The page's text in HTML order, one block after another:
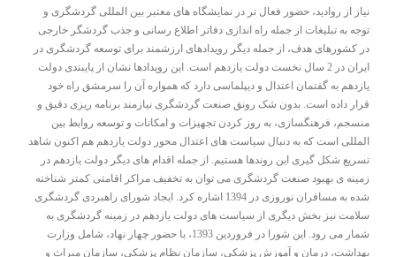
نیاز از روادید، حضور فعال تر در نمایشگاه های معتبر بین المللی گردشگری و
توجه به تبلیغات از جمله راه اندازی دفاتر اطلاع رسانی و جذب گردشگر خارجی
در کشورهای هدف، از جمله دیگر رویدادهای ارزشمند برای توسعه گردشگری در
ایران در 2 سال نخست دولت یازدهم است. این رویدادها نشان از پایبندی دولت
یازدهم به گفتمان اعتدال و دیپلماسی دارد که همواره آن را سرمشق راه خود
قرار داده است. بدون شک رونق صنعت گردشگری نیازمند برنامه ریزی دقیق و
منسجم، فرهنگسازی، به روز کردن تجهیزات و امکانات و توسعه روابط بین
المللی است که به دنبال سیاست های اعتدال محور دولت یازدهم هم اکنون شاهد
تسریع شکل گیری این روندها هستیم. از جمله اقدام های دیگر دولت یازدهم در
زمینه ی بهبود صنعت گردشگری می توان به تخفیف مراکر اقامتی کمتر شناخته
شده به مسافران نوروزی در 1394 اشاره کرد. ایجاد شورای راهبردی گردشگری
سلامت نیز بخش دیگری از سیاست های دولت یازدهم در زمینه گردشگری به
شمار می رود. این شورا در فروردین 1393، با حضور چهار نهاد، شامل وزارت
بهداشت، درمان و آموزش پزشکی، سازمان نظام پزشکی، سازمان میراث و